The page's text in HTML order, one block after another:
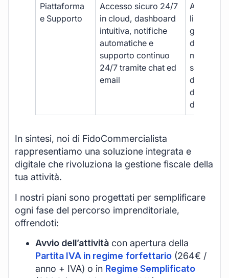
Piattaforma
e Supporto
Accesso sicuro 24/7
in cloud, dashboard
intuitiva, notifiche
automatiche e
supporto continuo
24/7 tramite chat ed
email
Accesso
limitato,
gestione
manuale,
supporto
durante
d’ufficio.
In sintesi, noi di FidoCommercialista
rappresentiamo una soluzione integrata e
digitale che rivoluziona la gestione fiscale della
tua attività.
I nostri piani sono progettati per semplificare
ogni fase del percorso imprenditoriale,
offrendoti:
Avvio dell’attività con apertura della
Partita IVA in regime forfettario (264€ /
anno + IVA) o in Regime Semplificato